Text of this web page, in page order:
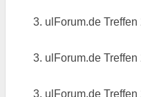
3. ulForum.de Treffen
3. ulForum.de
3. ulForum.de Treffen